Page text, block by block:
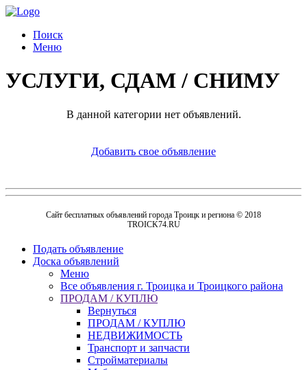
Поиск
Меню
УСЛУГИ, СДАМ / СНИМУ
В данной категории нет объявлений.
Добавить свое объявление
Сайт бесплатных объявлений города Троицк и региона © 2018
TROICK74.RU
Подать объявление
Доска объявлений
Меню
Все объявления г. Троицка и Троицкого района
ПРОДАМ / КУПЛЮ
Вернуться
ПРОДАМ / КУПЛЮ
НЕДВИЖИМОСТЬ
Транспорт и запчасти
Стройматериалы